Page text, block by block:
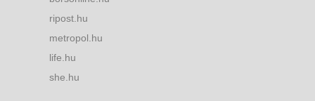
ripost.hu
metropol.hu
life.hu
she.hu